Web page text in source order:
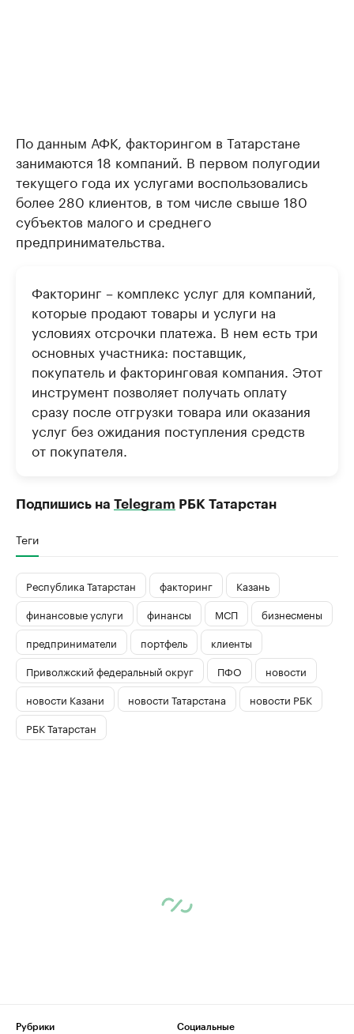
По данным АФК, факторингом в Татарстане
занимаются 18 компаний. В первом полугодии
текущего года их услугами воспользовались
более 280 клиентов, в том числе свыше 180
субъектов малого и среднего
предпринимательства.
Факторинг – комплекс услуг для компаний,
которые продают товары и услуги на
условиях отсрочки платежа. В нем есть три
основных участника: поставщик,
покупатель и факторинговая компания. Этот
инструмент позволяет получать оплату
сразу после отгрузки товара или оказания
услуг без ожидания поступления средств
от покупателя.
Подпишись на Telegram РБК Татарстан
Теги
Республика Татарстан факторинг
Казань
финансовые услуги
финансы МСП
бизнесмены
предприниматели
портфель
клиенты
Приволжский федеральный округ
ПФО
новости
новости Казани
новости Татарстана
новости РБК
РБК Татарстан
Рубрики
Социальные